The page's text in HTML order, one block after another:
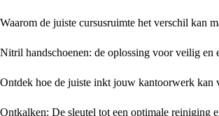
Waarom de juiste cursusruimte het verschil kan
Nitril handschoenen: de oplossing voor veilig en
Ontdek hoe de juiste inkt jouw kantoorwerk kan
Ontkalken: De sleutel tot een optimale reiniging